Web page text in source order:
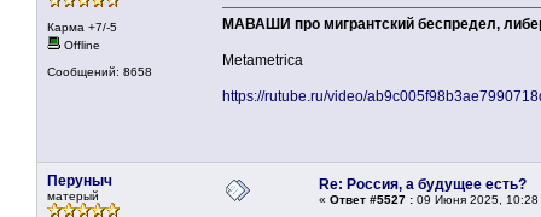
Карма +7/-5
Offline
Сообщений: 8658
МАВАШИ про мигрантский беспредел,
Metametrica
https://rutube.ru/video/
Перуныч
матерый
Re: Россия, а будущее есть?
« Ответ #5527 : 09 Июня 2025, 10:28